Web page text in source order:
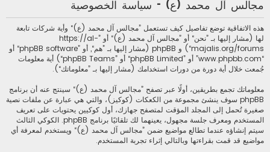
مجالس آل محمد (ع) - سياسة الخصوصية
هذه الاتفاقية توضع تفاصيل كيف تستعمل ”مجالس آل محمد (ع)“ وأية شركات تابعة
لها (مشار إليها بـ ”نحن“ أو ”مجالس آل محمد (ع)“ أو ”https://al-
majalis.org/forums“) و phpBB (مشار إليها بـ ”هم“, أو ”phpBB software“ أو
“www.phpbb.com” أو ”phpBB Limited“ أو ”phpBB Teams“) أية معلومات
جُمعت خلال أية دورة من دورات استخدامك (مشار إليها بـ ”معلوماتك“).
معلوماتك تجمع بطريقين، أولًا عبر تصفح ”مجالس آل محمد (ع)“ سينتج عنه أن برنامج
phpBB سوف ينشئ مجموعة من الكعكات (كوكيز)، والتي هي عبارة عن ملفات نصية
صغيرة تُحمل إلى المجلد المؤقت لمتصفح جهازك، أول كوكيين يحتويات على تعريف
المستخدم ومعرف جلسة مجهول، يعينهما لك تلقائيًا برنامج phpBB. الكوكي الثالث
سيتم إنشاؤه عندما تطالع مواضيع ضمن ”مجالس آل محمد (ع)“ ويستخدم لمعرفة أي
مواضيع قد قمت بقراءتها وبالتالي إثراء تجربة المستخدم.